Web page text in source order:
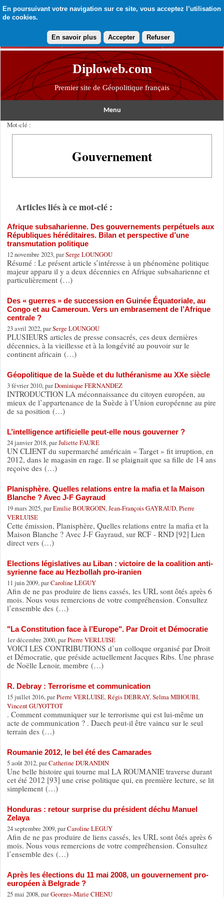
En poursuivant votre navigation sur ce site, vous acceptez l’utilisation
de cookies.
En savoir plus Accepter Refuser
Diploweb.com
Premier site de Géopolitique français
Menu
Mot-clé :
Gouvernement
Articles liés à ce mot-clé :
Afrique subsaharienne. Des gouvernements perpétuels aux
Républiques héréditaires. Bilan et perspective d’une
transmutation politique
12 novembre 2023, parSerge LOUNGOU
Résumé : Le présent article s’intéresse à un phénomène politique
majeur apparu il y a deux décennies en Afrique subsaharienne et
particulièrement (…)
Des « guerres » de succession en Guinée Équatoriale, au
Congo et au Cameroun. Vers un embrasement de l’Afrique
centrale ?
23 avril 2022, parSerge LOUNGOU
PLUSIEURS articles de presse consacrés, ces deux dernières
décennies, à la vieillesse et à la longévité au pouvoir sur le
continent africain (…)
Géopolitique de la Suède et du luthéranisme au XXe siècle
3 février 2010, parDominique FERNANDEZ
INTRODUCTION LA méconnaissance du citoyen européen, au
mieux de l’appartenance de la Suède à l’Union européenne au pire
de sa position (…)
L’intelligence artificielle peut-elle nous gouverner ?
24 janvier 2018, parJuliette FAURE
UN CLIENT du supermarché américain « Target » fit irruption, en
2012, dans le magasin en rage. Il se plaignait que sa fille de 14 ans
reçoive des (…)
Planisphère. Quelles relations entre la mafia et la Maison
Blanche ? Avec J-F Gayraud
19 mars 2025, parEmilie BOURGOIN, Jean-François GAYRAUD, Pierre
VERLUISE
Cette émission, Planisphère, Quelles relations entre la mafia et la
Maison Blanche ? Avec J-F Gayraud, sur RCF - RND [92] Lien
direct vers (…)
Elections législatives au Liban : victoire de la coalition anti-
syrienne face au Hezbollah pro-iranien
11 juin 2009, parCaroline LEGUY
Afin de ne pas produire de liens cassés, les URL sont ôtés après 6
mois. Nous vous remercions de votre compréhension. Consultez
l’ensemble des (…)
"La Constitution face à l’Europe". Par Droit et Démocratie
1er décembre 2000, parPierre VERLUISE
VOICI LES CONTRIBUTIONS d’un colloque organisé par Droit
et Démocratie, que préside actuellement Jacques Ribs. Une phrase
de Noëlle Lenoir, membre (…)
R. Debray : Terrorisme et communication
15 juillet 2016, parPierre VERLUISE, Régis DEBRAY, Selma MIHOUBI,
Vincent GUYOTTOT
. Comment communiquer sur le terrorisme qui est lui-même un
acte de communication ? . Daech peut-il être vaincu sur le seul
terrain des (…)
Roumanie 2012, le bel été des Camarades
5 août 2012, parCatherine DURANDIN
Une belle histoire qui tourne mal LA ROUMANIE traverse durant
cet été 2012 [93] une crise politique qui, en première lecture, se lit
simplement (…)
Honduras : retour surprise du président déchu Manuel
Zelaya
24 septembre 2009, parCaroline LEGUY
Afin de ne pas produire de liens cassés, les URL sont ôtés après 6
mois. Nous vous remercions de votre compréhension. Consultez
l’ensemble des (…)
Après les élections du 11 mai 2008, un gouvernement pro-
européen à Belgrade ?
25 mai 2008, parGeorges-Marie CHENU